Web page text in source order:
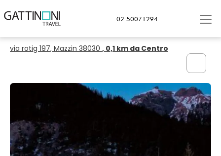
02 50071294
Mazzin
Hotel Regina e Fassa 2026 - GATTINONI
via rotig 197, Mazzin 38030 , 0,1 km da Centro